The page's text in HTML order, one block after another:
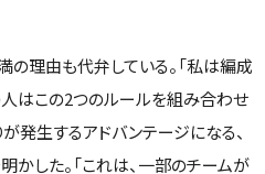
理由も代弁している。「私は編成
人はこの2つのルールを組み合わせ
発生するアドバンテージになる、
かした。「これは、一部のチームが